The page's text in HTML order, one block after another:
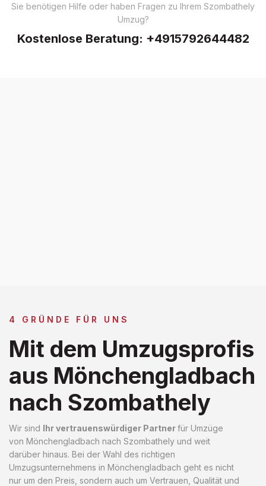
Sie benötigen Hilfe oder haben Fragen zu Ihrem Szombathely
Umzug?
Kostenlose Beratung: +4915792644482
4 GRÜNDE FÜR UNS
Mit dem Umzugsprofis
aus Mönchengladbach
nach Szombathely
Wir sind Ihr vertrauenswürdiger Partnerfür Umzüge
von Mönchengladbach nach Szombathely und weit
darüber hinaus. Bei der Wahl des richtigen
Umzugsunternehmens in Mönchengladbach geht es nicht
nur um den Preis, sondern auch um Vertrauen, Qualität und